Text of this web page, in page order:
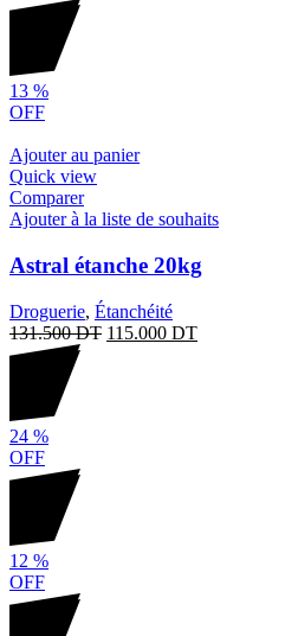
13 %
OFF
Ajouter au panier
Quick view
Comparer
Ajouter à la liste de souhaits
Astral étanche 20kg
Droguerie, Étanchéité
131.500DT 115.000 DT
24 %
OFF
12 %
OFF